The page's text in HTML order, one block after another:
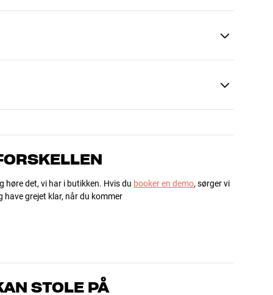
høre det, vi har i butikken. Hvis du booker en demo, sørger vi
grejet klar, når du kommer
STOLE PÅ